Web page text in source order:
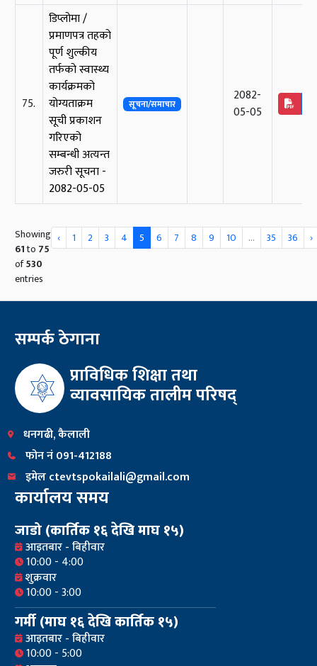
75.
डिप्लोमा /
प्रमाणपत्र तहको
पूर्ण शुल्कीय
तर्फको स्वास्थ्य
कार्यक्रमको
योग्यताक्रम
सूची प्रकाशन
गरिएको
सम्बन्धी अत्यन्त
जरुरी सूचना -
2082-05-05
सूचना/समाचार
2082-
05-05
Showing
61to 75
of530
entries
‹ 1 2 3 4 5 6 7 8 9 10 ... 35 36 ›
सम्पर्क ठेगाना
प्राविधिक शिक्षा तथा
व्यावसायिक तालीम परिषद्
धनगढी, कैलाली
फोन नं 091-412188
इमेल ctevtspokailali@gmail.com
कार्यालय समय
जाडो (कार्तिक १६ देखि माघ १५)
आइतबार - बिहीवार
10:00 - 4:00
शुक्रवार
10:00 - 3:00
गर्मी (माघ १६ देखि कार्तिक १५)
आइतबार - बिहीवार
10:00 - 5:00